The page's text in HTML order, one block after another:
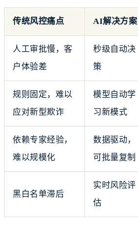
传统风控痛点 AI解决方案
人工审批慢，客
户体验差
秒级自动决
策
规则固定，难以
应对新型欺诈
模型自动学
习新模式
依赖专家经验，
难以规模化
数据驱动，
可批量复制
黑白名单滞后
实时风险评
估